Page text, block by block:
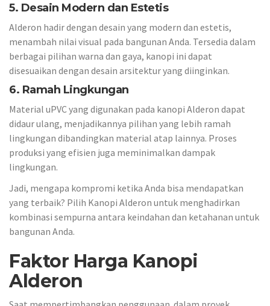
5. Desain Modern dan Estetis
Alderon hadir dengan desain yang modern dan estetis,
menambah nilai visual pada bangunan Anda. Tersedia dalam
berbagai pilihan warna dan gaya, kanopi ini dapat
disesuaikan dengan desain arsitektur yang diinginkan.
6. Ramah Lingkungan
Material uPVC yang digunakan pada kanopi Alderon dapat
didaur ulang, menjadikannya pilihan yang lebih ramah
lingkungan dibandingkan material atap lainnya. Proses
produksi yang efisien juga meminimalkan dampak
lingkungan.
Jadi, mengapa kompromi ketika Anda bisa mendapatkan
yang terbaik? Pilih Kanopi Alderon untuk menghadirkan
kombinasi sempurna antara keindahan dan ketahanan untuk
bangunan Anda.
Faktor Harga Kanopi
Alderon